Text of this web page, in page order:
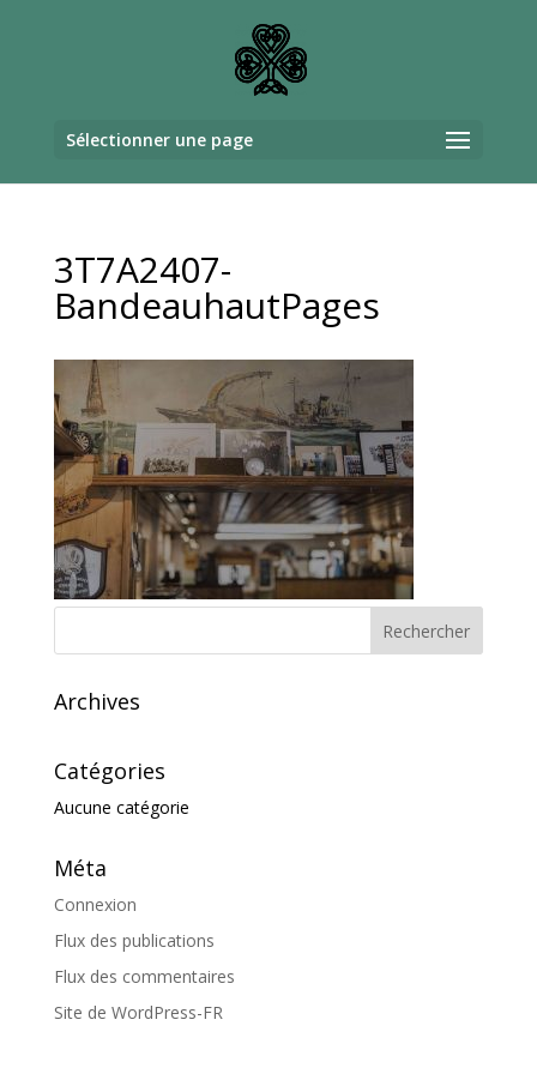
Sélectionner une page
3T7A2407-
BandeauhautPages
Archives
Catégories
Aucune catégorie
Méta
Connexion
Flux des publications
Flux des commentaires
Site de WordPress-FR